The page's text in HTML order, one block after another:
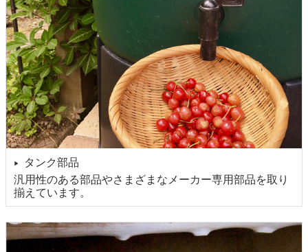
▶
タンク部品
汎用性のある部品やさまざまなメーカー専用部品を取り
揃えています。